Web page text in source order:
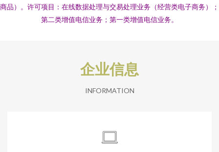
商品）。许可项目：在线数据处理与交易处理业务（经营类电子商务）；
第二类增值电信业务；第一类增值电信业务。
企业信息
INFORMATION